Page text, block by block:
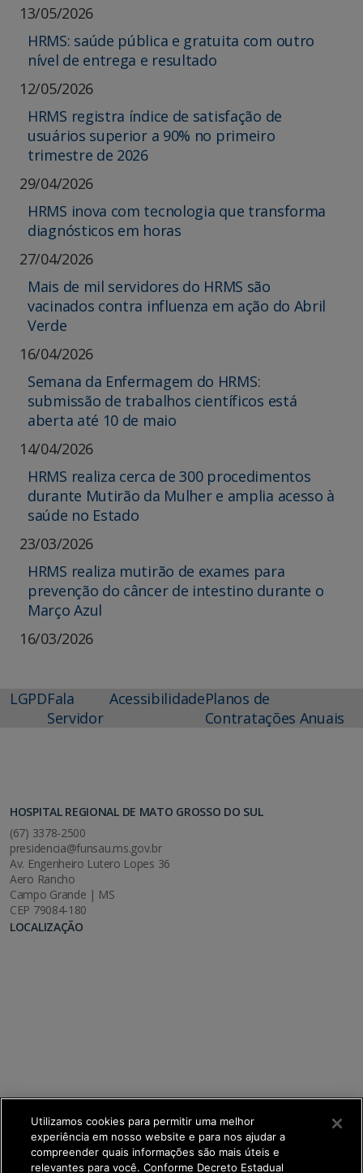
13/05/2026
HRMS: saúde pública e gratuita com outro
nível de entrega e resultado
12/05/2026
HRMS registra índice de satisfação de
usuários superior a 90% no primeiro
trimestre de 2026
29/04/2026
HRMS inova com tecnologia que transforma
diagnósticos em horas
27/04/2026
Mais de mil servidores do HRMS são
vacinados contra influenza em ação do Abril
Verde
16/04/2026
Semana da Enfermagem do HRMS:
submissão de trabalhos científicos está
aberta até 10 de maio
14/04/2026
HRMS realiza cerca de 300 procedimentos
durante Mutirão da Mulher e amplia acesso à
saúde no Estado
23/03/2026
HRMS realiza mutirão de exames para
prevenção do câncer de intestino durante o
Março Azul
16/03/2026
LGPDFala
Servidor
AcessibilidadePlanos de
Contratações Anuais
HOSPITAL REGIONAL DE MATO GROSSO DO SUL
(67) 3378-2500
presidencia@funsau.ms.gov.br
Av. Engenheiro Lutero Lopes 36
Aero Rancho
Campo Grande | MS
CEP 79084-180
LOCALIZAÇÃO
Utilizamos cookies para permitir uma melhor
experiência em nosso website e para nos ajudar a
compreender quais informações são mais úteis e
relevantes para você. Conforme Decreto Estadual